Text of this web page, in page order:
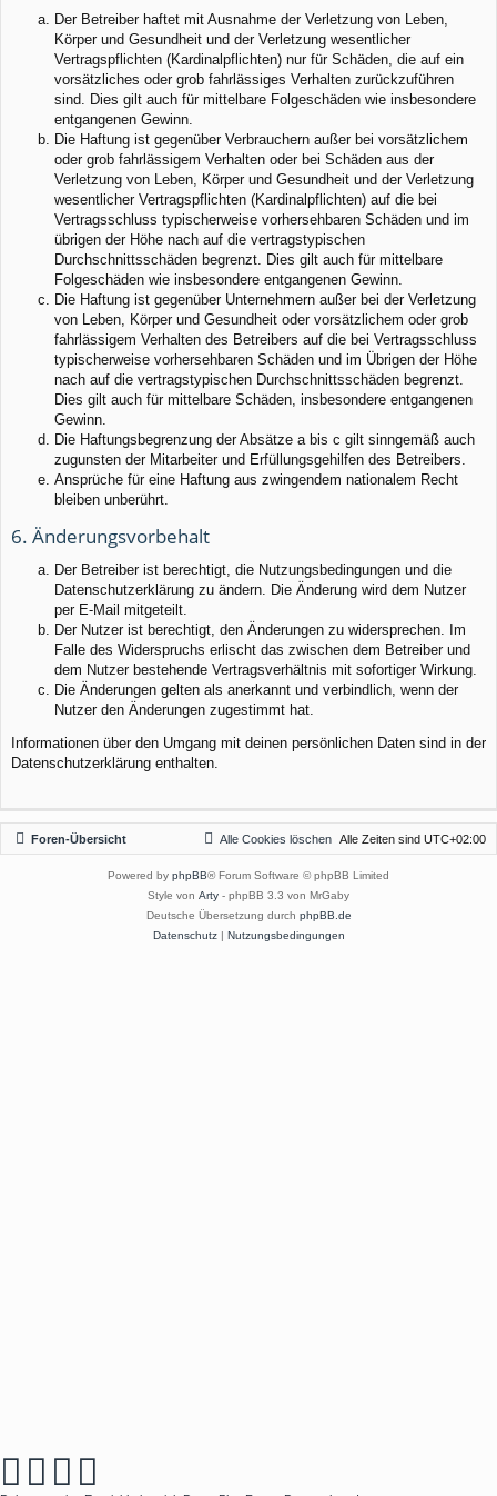
Der Betreiber haftet mit Ausnahme der Verletzung von Leben,
Körper und Gesundheit und der Verletzung wesentlicher
Vertragspflichten (Kardinalpflichten) nur für Schäden, die auf ein
vorsätzliches oder grob fahrlässiges Verhalten zurückzuführen
sind. Dies gilt auch für mittelbare Folgeschäden wie insbesondere
entgangenen Gewinn.
Die Haftung ist gegenüber Verbrauchern außer bei vorsätzlichem
oder grob fahrlässigem Verhalten oder bei Schäden aus der
Verletzung von Leben, Körper und Gesundheit und der Verletzung
wesentlicher Vertragspflichten (Kardinalpflichten) auf die bei
Vertragsschluss typischerweise vorhersehbaren Schäden und im
übrigen der Höhe nach auf die vertragstypischen
Durchschnittsschäden begrenzt. Dies gilt auch für mittelbare
Folgeschäden wie insbesondere entgangenen Gewinn.
Die Haftung ist gegenüber Unternehmern außer bei der Verletzung
von Leben, Körper und Gesundheit oder vorsätzlichem oder grob
fahrlässigem Verhalten des Betreibers auf die bei Vertragsschluss
typischerweise vorhersehbaren Schäden und im Übrigen der Höhe
nach auf die vertragstypischen Durchschnittsschäden begrenzt.
Dies gilt auch für mittelbare Schäden, insbesondere entgangenen
Gewinn.
Die Haftungsbegrenzung der Absätze a bis c gilt sinngemäß auch
zugunsten der Mitarbeiter und Erfüllungsgehilfen des Betreibers.
Ansprüche für eine Haftung aus zwingendem nationalem Recht
bleiben unberührt.
6. Änderungsvorbehalt
Der Betreiber ist berechtigt, die Nutzungsbedingungen und die
Datenschutzerklärung zu ändern. Die Änderung wird dem Nutzer
per E-Mail mitgeteilt.
Der Nutzer ist berechtigt, den Änderungen zu widersprechen. Im
Falle des Widerspruchs erlischt das zwischen dem Betreiber und
dem Nutzer bestehende Vertragsverhältnis mit sofortiger Wirkung.
Die Änderungen gelten als anerkannt und verbindlich, wenn der
Nutzer den Änderungen zugestimmt hat.
Informationen über den Umgang mit deinen persönlichen Daten sind in der
Datenschutzerklärung enthalten.
Foren-Übersicht Alle Zeiten sind UTC+02:00
Alle Cookies löschen
Powered by phpBB® Forum Software © phpBB Limited
Style von Arty - phpBB 3.3 von MrGaby
Deutsche Übersetzung durch phpBB.de
Datenschutz| Nutzungsbedingungen